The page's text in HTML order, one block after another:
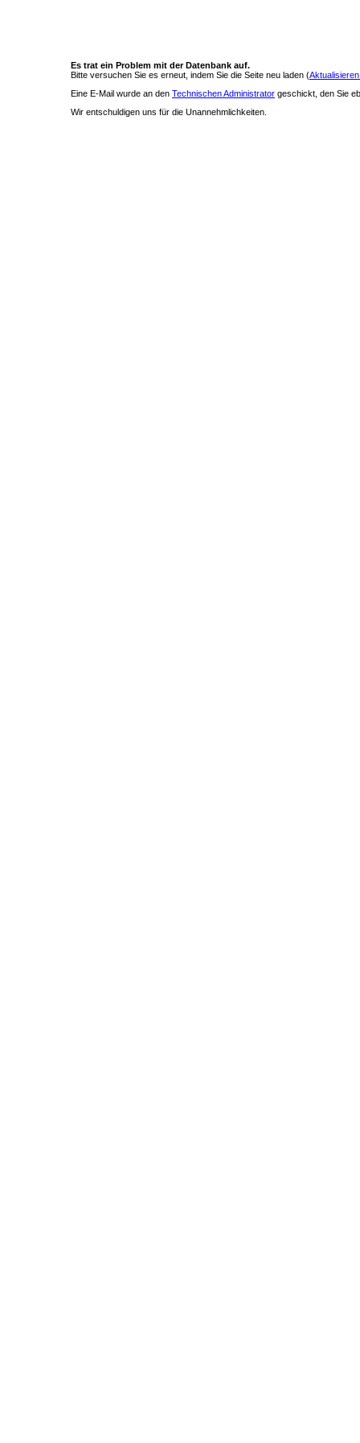
Es trat ein Problem mit der Datenbank auf.
Bitte versuchen Sie es erneut, indem Sie die Seite neu laden (
Eine E-Mail wurde an den Technischen Administrator geschickt, den Sie
Wir entschuldigen uns für die Unannehmlichkeiten.